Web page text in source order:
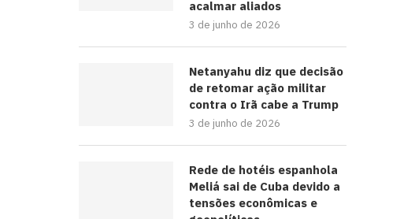
acalmar aliados
3 de junho de 2026
Netanyahu diz que decisão
de retomar ação militar
contra o Irã cabe a Trump
3 de junho de 2026
Rede de hotéis espanhola
Meliá sai de Cuba devido a
tensões econômicas e